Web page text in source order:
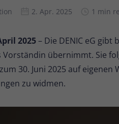
2. Apr. 2025 1 min
2025– Die DENIC eG gibt
Vorständin übernimmt. Sie
30. Juni 2025 auf
zu widmen.